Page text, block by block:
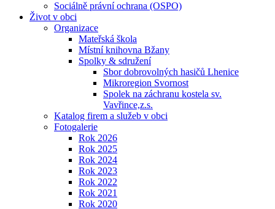
Sociálně právní ochrana (OSPO)
Život v obci
Organizace
Mateřská škola
Místní knihovna Bžany
Spolky & sdružení
Sbor dobrovolných hasičů Lhenice
Mikroregion Svornost
Spolek na záchranu kostela sv.
Vavřince,z.s.
Katalog firem a služeb v obci
Fotogalerie
Rok 2026
Rok 2025
Rok 2024
Rok 2023
Rok 2022
Rok 2021
Rok 2020